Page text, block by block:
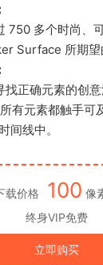
750 多个时尚、
Surface 所期望
找正确元素的创
有元素都触手可
间线中。
载价格 100 像
终身VIP免费
立即购买